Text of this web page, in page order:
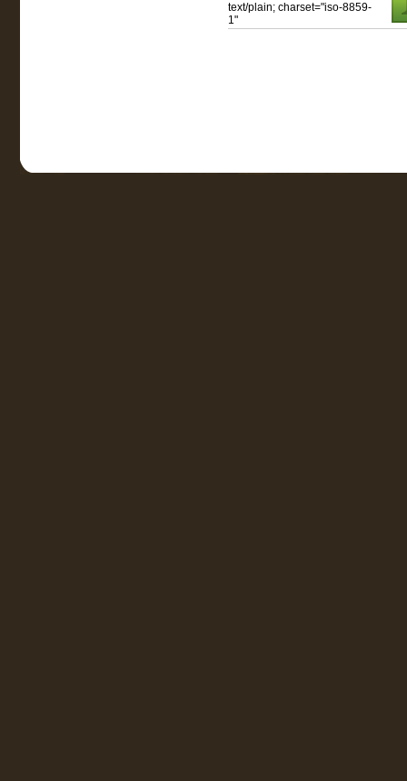
text/plain; charset="iso-8859-
1"